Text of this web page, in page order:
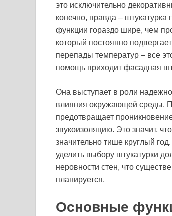
это исключительно
конечно, правда –
функции гораздо шире, чем
который постоянно
перепады температур – все
помощь приходит фасадная
Она выступает в роли
влияния окружающей среды.
предотвращает
звукоизоляцию. Это значит,
значительно тише круглый
уделить выбору штукатурки
неровности стен, что
планируется.
Основные